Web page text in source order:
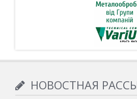
НОВОСТНАЯ